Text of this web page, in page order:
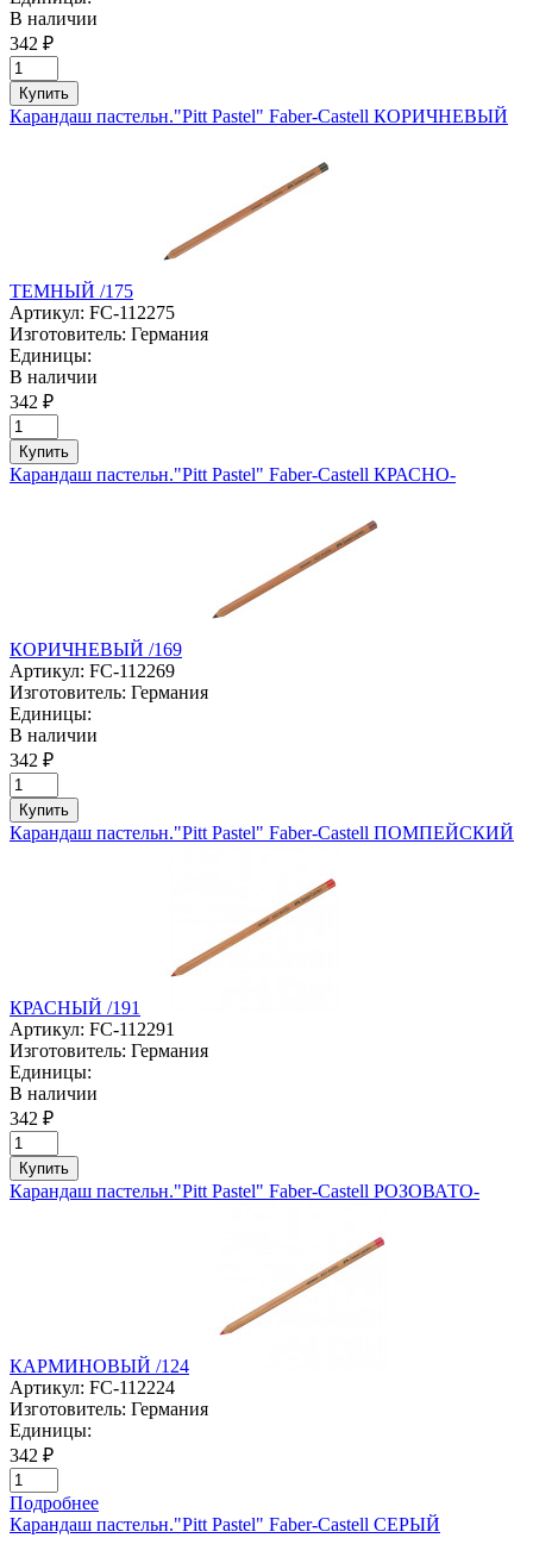
В наличии
342 ₽
Купить
Карандаш пастельн."Pitt Pastel" Faber-Castell КОРИЧНЕВЫЙ
ТЕМНЫЙ /175
Артикул: FC-112275
Изготовитель: Германия
Единицы:
В наличии
342 ₽
Купить
Карандаш пастельн."Pitt Pastel" Faber-Castell КРАСНО-
КОРИЧНЕВЫЙ /169
Артикул: FC-112269
Изготовитель: Германия
Единицы:
В наличии
342 ₽
Купить
Карандаш пастельн."Pitt Pastel" Faber-Castell ПОМПЕЙСКИЙ
КРАСНЫЙ /191
Артикул: FC-112291
Изготовитель: Германия
Единицы:
В наличии
342 ₽
Купить
Карандаш пастельн."Pitt Pastel" Faber-Castell РОЗОВАТО-
КАРМИНОВЫЙ /124
Артикул: FC-112224
Изготовитель: Германия
Единицы:
342 ₽
Подробнее
Карандаш пастельн."Pitt Pastel" Faber-Castell СЕРЫЙ